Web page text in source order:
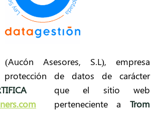
(Aucón Asesores, S.L), empresa
protección de datos de carácter
que el sitio web
perteneciente a Trom